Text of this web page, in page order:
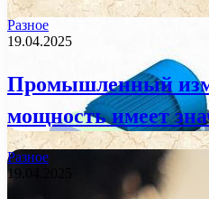
Разное
19.04.2025
Промышленный
мощность имеет
Разное
19.04.2025